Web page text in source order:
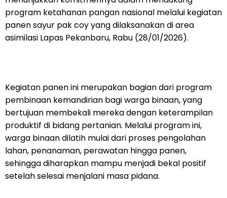
program ketahanan pangan nasional melalui kegiatan
panen sayur pak coy yang dilaksanakan di area
asimilasi Lapas Pekanbaru, Rabu (28/01/2026).
Kegiatan panen ini merupakan bagian dari program
pembinaan kemandirian bagi warga binaan, yang
bertujuan membekali mereka dengan keterampilan
produktif di bidang pertanian. Melalui program ini,
warga binaan dilatih mulai dari proses pengolahan
lahan, penanaman, perawatan hingga panen,
sehingga diharapkan mampu menjadi bekal positif
setelah selesai menjalani masa pidana.